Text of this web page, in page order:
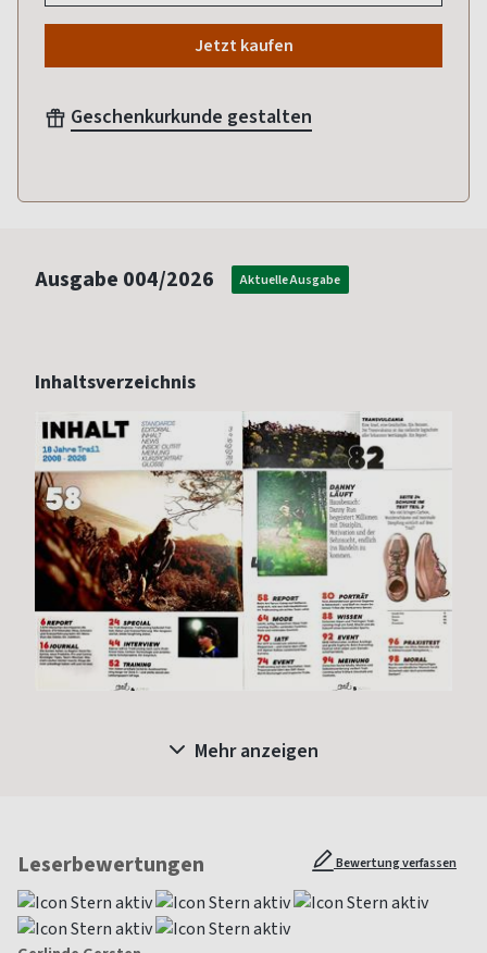
Jetzt kaufen
Geschenkurkunde gestalten
Ausgabe 004/2026 Aktuelle Ausgabe
Inhaltsverzeichnis
Mehr anzeigen
Leserbewertungen Bewertung verfassen